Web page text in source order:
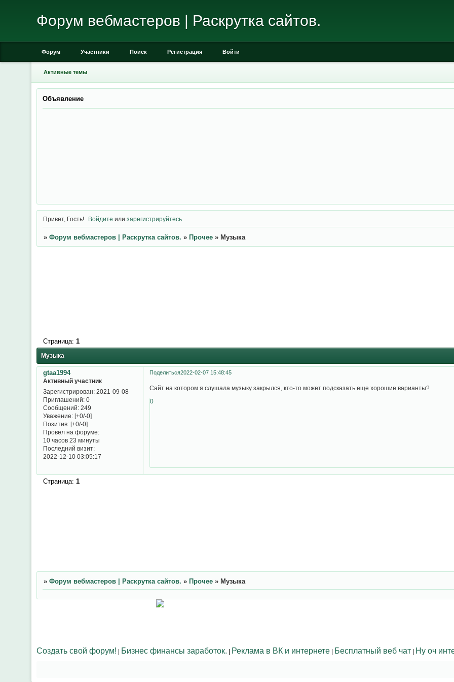
Форум вебмастеров | Раскрутка сайтов.
Форум Участники Поиск Регистрация Войти
Активные темы
Объявление
Привет, Гость! Войдите илизарегистрируйтесь
» Форум вебмастеров | Раскрутка сайтов. » Прочее » Музыка
Музыка
Страница: 1
Поделиться2022-02-07 15:48:45
gtaa1994
Активный участник
Зарегистрирован: 2021-09-08
Приглашений:0
Сообщений:249
Уважение: [+0/-0]
Позитив: [+0/-0]
Провел на форуме:
10 часов 23 минуты
Последний визит:
2022-12-10 03:05:17
Сайт на котором я слушала музыку закрылся, кто-то может подсказать еще хорошие варианты?
0
Страница: 1
» Форум вебмастеров | Раскрутка сайтов. » Прочее » Музыка
Создать свой форум! | Бизнес финансы заработок. | Реклама в ВК и интернете | Бесплатный веб чат | Ну оч